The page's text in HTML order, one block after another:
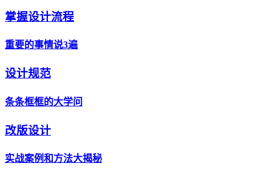
掌握设计流程
重要的事情说3遍
设计规范
条条框框的大学问
改版设计
实战案例和方法大揭秘